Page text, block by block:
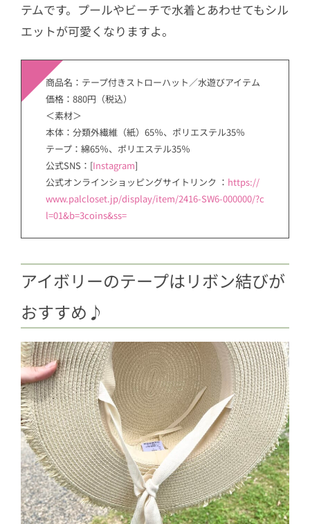
テムです。プールやビーチで水着とあわせてもシル
エットが可愛くなりますよ。
商品名：テープ付きストローハット／水遊びアイテム
価格：880円（税込）
＜素材＞
本体：分類外繊維（紙）65％、ポリエステル35％
テープ：綿65％、ポリエステル35％
公式SNS：[Instagram]
公式オンラインショッピングサイトリンク ： https://
www.palcloset.jp/display/item/2416-SW6-000000/?c
l=01&b=3coins&ss=
アイボリーのテープはリボン結びが
おすすめ♪